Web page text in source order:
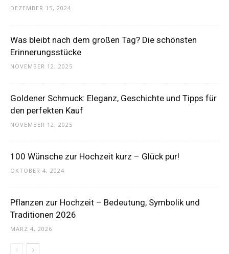
das
DEZEMBER 15, 2024
Was bleibt nach dem großen Tag? Die schönsten
Erinnerungsstücke
NOVEMBER 12, 2025
Goldener Schmuck: Eleganz, Geschichte und Tipps für
den perfekten Kauf
NOVEMBER 12, 2025
100 Wünsche zur Hochzeit kurz – Glück pur!
OKTOBER 4, 2024
Pflanzen zur Hochzeit – Bedeutung, Symbolik und
Traditionen 2026
MÄRZ 4, 2026